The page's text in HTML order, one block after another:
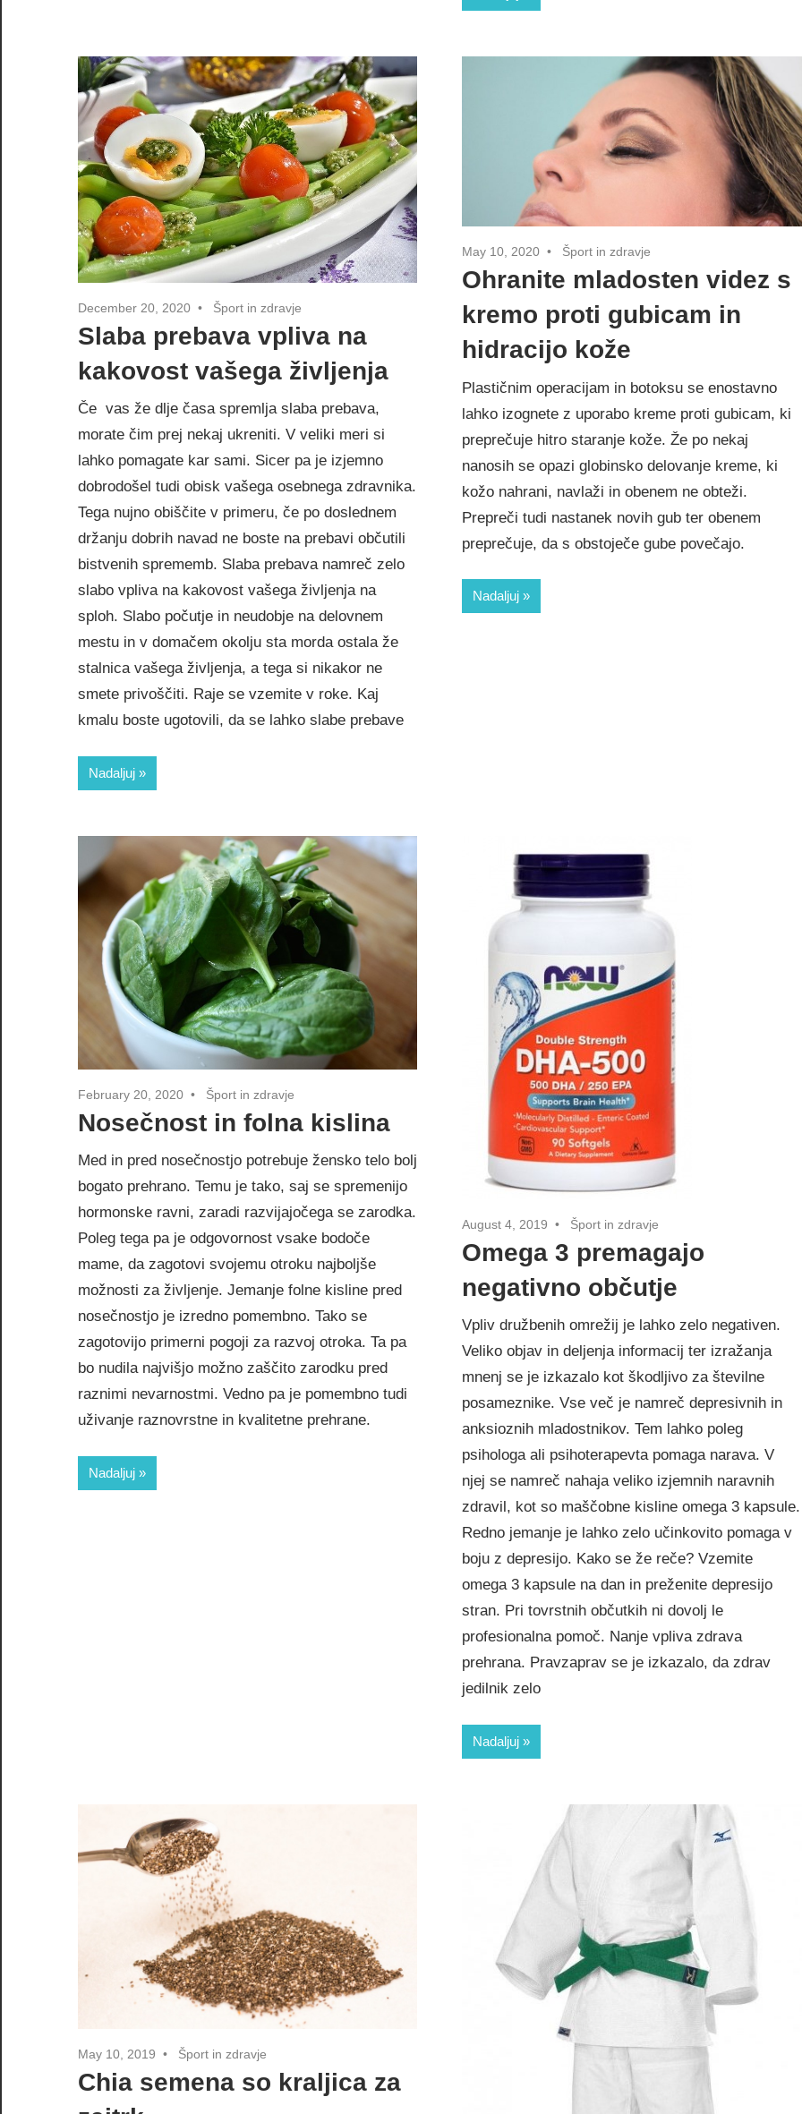
December 20, 2020 Šport in zdravje
Slaba prebava vpliva na
kakovost vašega življenja
Če vas že dlje časa spremlja slaba prebava,
morate čim prej nekaj ukreniti. V veliki meri si
lahko pomagate kar sami. Sicer pa je izjemno
dobrodošel tudi obisk vašega osebnega zdravnika.
Tega nujno obiščite v primeru, če po doslednem
držanju dobrih navad ne boste na prebavi občutili
bistvenih sprememb. Slaba prebava namreč zelo
slabo vpliva na kakovost vašega življenja na
sploh. Slabo počutje in neudobje na delovnem
mestu in v domačem okolju sta morda ostala že
stalnica vašega življenja, a tega si nikakor ne
smete privoščiti. Raje se vzemite v roke. Kaj
kmalu boste ugotovili, da se lahko slabe prebave
Nadaljuj
May 10, 2020 Šport in zdravje
Ohranite mladosten videz s
kremo proti gubicam in
hidracijo kože
Plastičnim operacijam in botoksu se enostavno
lahko izognete z uporabo kreme proti gubicam, ki
preprečuje hitro staranje kože. Že po nekaj
nanosih se opazi globinsko delovanje kreme, ki
kožo nahrani, navlaži in obenem ne obteži.
Prepreči tudi nastanek novih gub ter obenem
preprečuje, da s obstoječe gube povečajo.
Nadaljuj
February 20, 2020 Šport in zdravje
Nosečnost in folna kislina
Med in pred nosečnostjo potrebuje žensko telo bolj
bogato prehrano. Temu je tako, saj se spremenijo
hormonske ravni, zaradi razvijajočega se zarodka.
Poleg tega pa je odgovornost vsake bodoče
mame, da zagotovi svojemu otroku najboljše
možnosti za življenje. Jemanje folne kisline pred
nosečnostjo je izredno pomembno. Tako se
zagotovijo primerni pogoji za razvoj otroka. Ta pa
bo nudila najvišjo možno zaščito zarodku pred
raznimi nevarnostmi. Vedno pa je pomembno tudi
uživanje raznovrstne in kvalitetne prehrane.
Nadaljuj
August 4, 2019 Šport in zdravje
Omega 3 premagajo
negativno občutje
Vpliv družbenih omrežij je lahko zelo negativen.
Veliko objav in deljenja informacij ter izražanja
mnenj se je izkazalo kot škodljivo za številne
posameznike. Vse več je namreč depresivnih in
anksioznih mladostnikov. Tem lahko poleg
psihologa ali psihoterapevta pomaga narava. V
njej se namreč nahaja veliko izjemnih naravnih
zdravil, kot so maščobne kisline omega 3 kapsule.
Redno jemanje je lahko zelo učinkovito pomaga v
boju z depresijo. Kako se že reče? Vzemite
omega 3 kapsule na dan in preženite depresijo
stran. Pri tovrstnih občutkih ni dovolj le
profesionalna pomoč. Nanje vpliva zdrava
prehrana. Pravzaprav se je izkazalo, da zdrav
jedilnik zelo
Nadaljuj
May 10, 2019 Šport in zdravje
Chia semena so kraljica za